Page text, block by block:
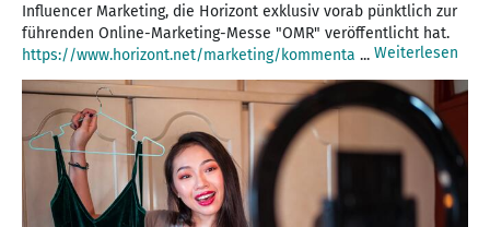
Influencer Marketing, die Horizont exklusiv vorab pünktlich zur
https://www.horizont.net/marketing/kommenta ... Weiterlesen